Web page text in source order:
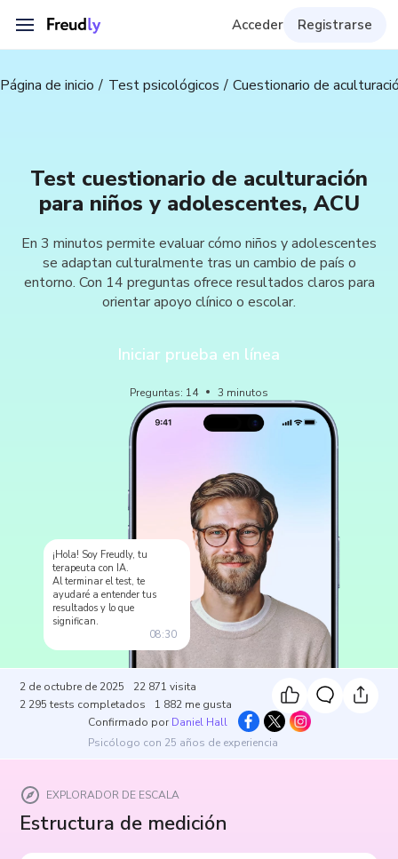
Acceder Registrarse
Página de inicio Test psicológicos Cuestionario de
Test cuestionario de aculturación
para niños y adolescentes, ACU
En 3 minutos permite evaluar cómo niños y adolescentes
se adaptan culturalmente tras un cambio de país o
entorno. Con 14 preguntas ofrece resultados claros para
orientar apoyo clínico o escolar.
Iniciar prueba en línea
Preguntas: 14 3 minutos
¡Hola! Soy Freudly, tu
terapeuta con IA.
Al terminar el test, te
ayudaré a entender tus
resultados y lo que
significan.
08:30
2 de octubre de 2025 22 871 visita
2 295 tests completados 1 882 me gusta
Confirmado por Daniel Hall
Psicólogo con 25 años de experiencia
EXPLORADOR DE ESCALA
Estructura de medición